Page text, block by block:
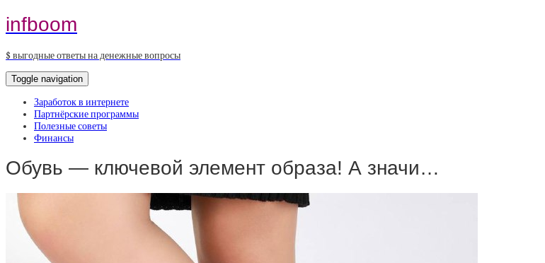
infboom
$ выгодные ответы на денежные вопросы
Toggle navigation
Заработок в интернете
Партнёрские программы
Полезные советы
Финансы
Обувь — ключевой элемент образа! А значи…